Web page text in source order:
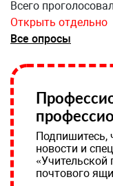
Всего
Открыть отдельно
Все опросы
Подпишитесь,
новости и
«Учительской
почтового